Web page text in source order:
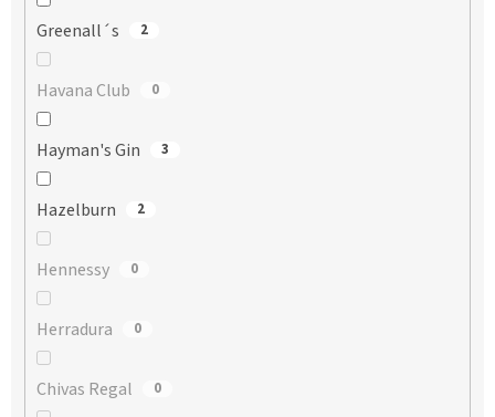
Greenall´s 2
Havana Club 0
Hayman's Gin 3
Hazelburn 2
Hennessy 0
Herradura 0
Chivas Regal 0